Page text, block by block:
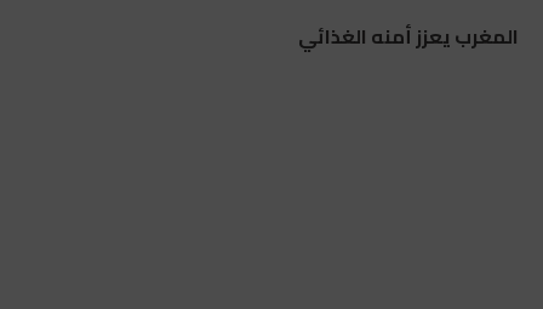
المغرب يعزز أمنه الغذائي